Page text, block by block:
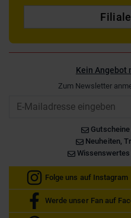
Kein Angebot
Zum Newsletter
Neuheiten,
Folge uns auf Instagram
Werde unser Fan auf